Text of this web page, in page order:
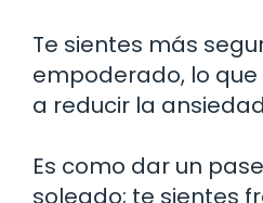
Te sientes más
empoderado, lo
a reducir la
Es como dar un
soleado; te sientes